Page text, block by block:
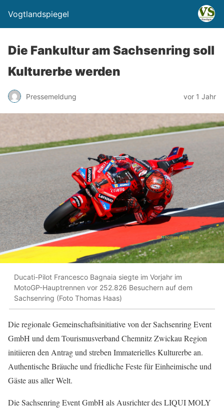
Vogtlandspiegel
Die Fankultur am Sachsenring soll
Kulturerbe werden
Pressemeldung vor 1 Jahr
Ducati-Pilot Francesco Bagnaia siegte im Vorjahr im
MotoGP-Hauptrennen vor 252.826 Besuchern auf dem
Sachsenring (Foto Thomas Haas)
Die regionale Gemeinschaftsinitiative von der Sachsenring Event
GmbH und dem Tourismusverband Chemnitz Zwickau Region
initiieren den Antrag und streben Immaterielles Kulturerbe an.
Authentische Bräuche und friedliche Feste für Einheimische und
Gäste aus aller Welt.
Die Sachsenring Event GmbH als Ausrichter des LIQUI MOLY